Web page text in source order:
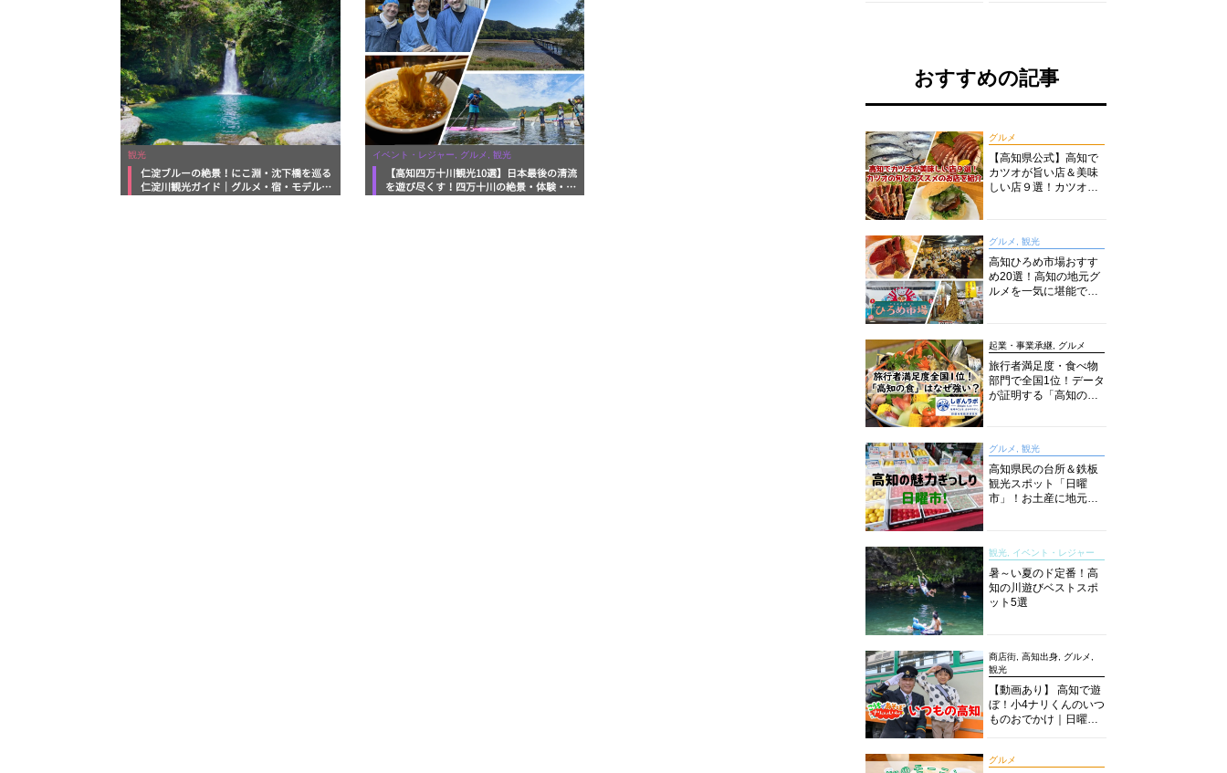
観光
仁淀ブルーの絶景！にこ淵・沈下橋を巡る
仁淀川観光ガイド｜グルメ・宿・モデルコ
イベント・レジャー, グルメ, 観光
【高知四万十川観光10選】日本最後の清流
を遊び尽くす！四万十川の絶景・体験・グ
おすすめの記事
グルメ
【高知県公式】高知で
カツオが旨い店＆美味
しい店９選！カツオの
グルメ, 観光
高知ひろめ市場おすす
め20選！高知の地元グ
ルメを一気に堪能でき
起業・事業承継, グルメ
旅行者満足度・食べ物
部門で全国1位！データ
が証明する「高知の
グルメ, 観光
高知県民の台所＆鉄板
観光スポット「日曜
市」！お土産に地元野
説！
観光, イベント・レジャー
暑～い夏のド定番！高
知の川遊びベストスポ
ット5選
商店街, 高知出身, グルメ,
観光
【動画あり】 高知で遊
ぼ！小4ナリくんのいつ
ものおでかけ｜日曜市
グルメ